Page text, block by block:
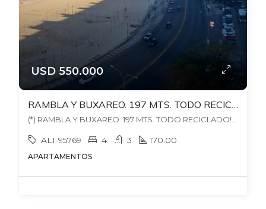
USD 550.000
ALI-95769 4 3 170.00
APARTAMENTOS